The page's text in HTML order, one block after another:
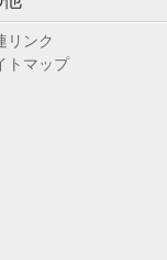
リンク
トマップ